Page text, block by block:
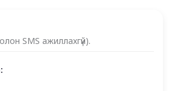
SMS ажиллахгүй).